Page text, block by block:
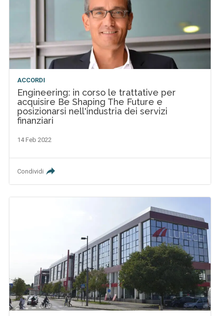
ACCORDI
Engineering: in corso le trattative per
acquisire Be Shaping The Future e
posizionarsi nell'industria dei servizi
finanziari
14 Feb 2022
Condividi